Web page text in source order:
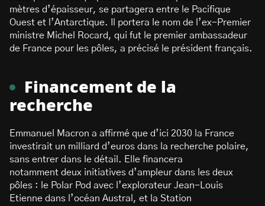
mètres d’épaisseur, se partagera entre le Pacifique
Ouest et l’Antarctique. Il portera le nom de l’ex-Premier
ministre Michel Rocard, qui fut le premier ambassadeur
de France pour les pôles, a précisé le président français.
Financement de la
recherche
Emmanuel Macron a affirmé que d’ici 2030 la France
investirait un milliard d’euros dans la recherche polaire,
sans entrer dans le détail. Elle financera
notamment deux initiatives d’ampleur dans les deux
pôles : le Polar Pod avec l’explorateur Jean-Louis
Etienne dans l’océan Austral, et la Station